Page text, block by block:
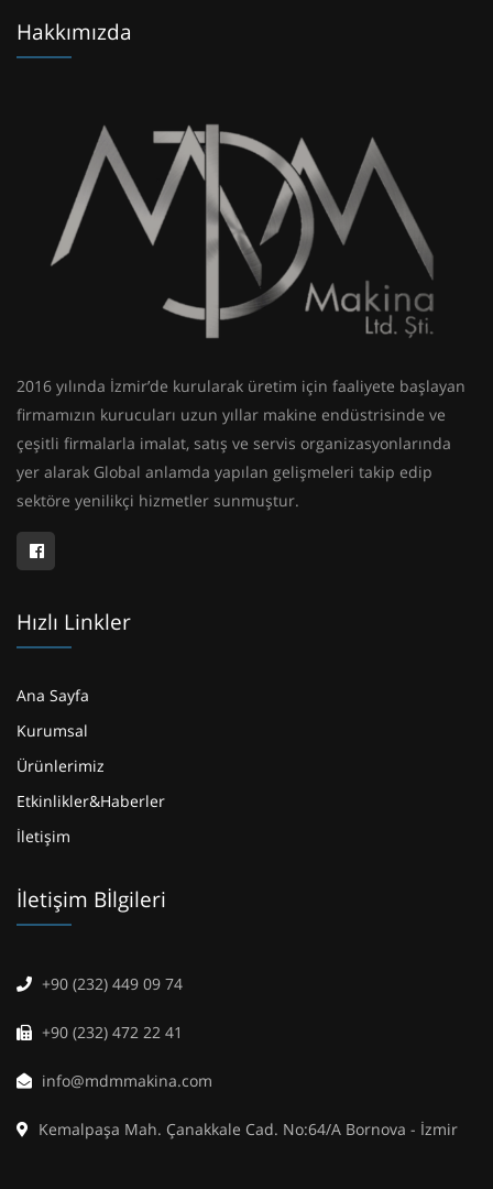
Hakkımızda
2016 yılında İzmir’de kurularak üretim için faaliyete başlayan
firmamızın kurucuları uzun yıllar makine endüstrisinde ve
çeşitli firmalarla imalat, satış ve servis organizasyonlarında
yer alarak Global anlamda yapılan gelişmeleri takip edip
sektöre yenilikçi hizmetler sunmuştur.
Hızlı Linkler
Ana Sayfa
Kurumsal
Ürünlerimiz
Etkinlikler&Haberler
İletişim
İletişim Bİlgileri
+90 (232) 449 09 74
+90 (232) 472 22 41
info@mdmmakina.com
Kemalpaşa Mah. Çanakkale Cad. No:64/A Bornova - İzmir